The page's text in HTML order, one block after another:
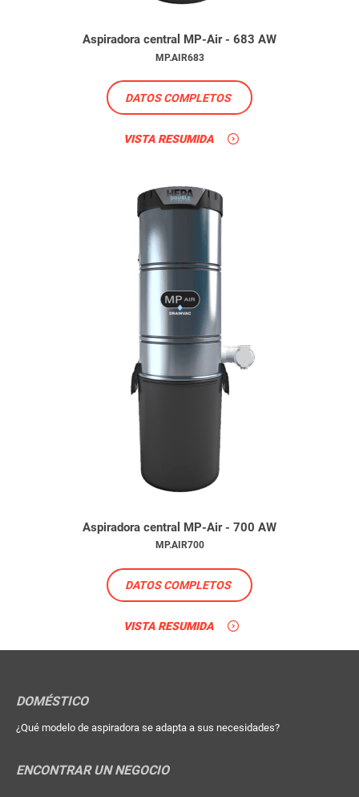
Aspiradora central MP-Air - 683 AW
MP.AIR683
DATOS COMPLETOS
VISTA RESUMIDA
Aspiradora central MP-Air - 700 AW
MP.AIR700
DATOS COMPLETOS
VISTA RESUMIDA
DOMÉSTICO
¿Qué modelo de aspiradora se adapta a sus necesidades?
ENCONTRAR UN NEGOCIO